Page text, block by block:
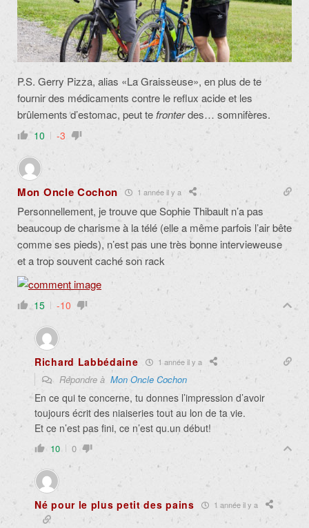
P.S. Gerry Pizza, alias «La Graisseuse», en plus de te
fournir des médicaments contre le reflux acide et les
brûlements d’estomac, peut tefronterdes… somnifères.
10 -3
Mon Oncle Cochon 1 année il y a
Personnellement, je trouve que Sophie Thibault n’a pas
beaucoup de charisme à la télé (elle a même parfois l’air bête
comme ses pieds), n’est pas une très bonne intervieweuse
et a trop souvent caché son rack
15 -10
Richard Labbédaine 1 année il y a
Répondre à Mon Oncle Cochon
En ce qui te concerne, tu donnes l’impression d’avoir
toujours écrit des niaiseries tout au lon de ta vie.
Et ce n’est pas fini, ce n’est qu.un début!
10 0
Né pour le plus petit des pains 1 année il y a